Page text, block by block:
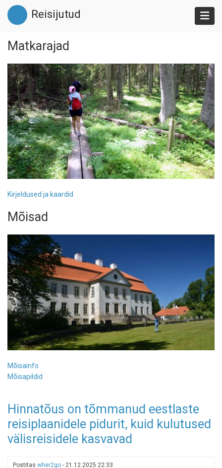
Liigu
edasi
põhisisu
Reisijutud
Matkarajad
Kirjeldused ja kaardid
Mõisad
Mõisainfo
Mõisapildid
Hinnatõus on tõmmanud eestlaste
reisiplaanidele pidurit, kuid kulutused
välisreisidele kasvavad
Postitas wher2go - 21.12.2025 22:33